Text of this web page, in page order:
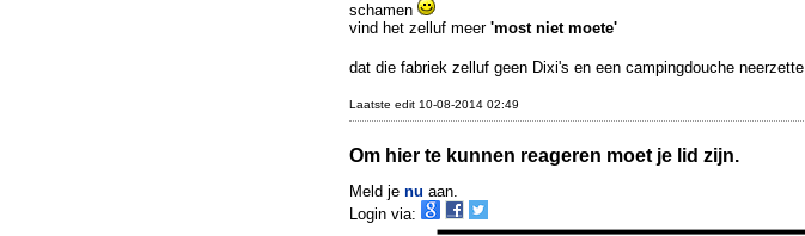
schamen
vind het zelluf meer 'most niet moete'
dat die fabriek zelluf geen Dixi's en een campingdouche neerzette
Laatste edit 10-08-2014 02:49
Om hier te kunnen reageren moet je lid zijn.
Meld je nu aan.
Login via: